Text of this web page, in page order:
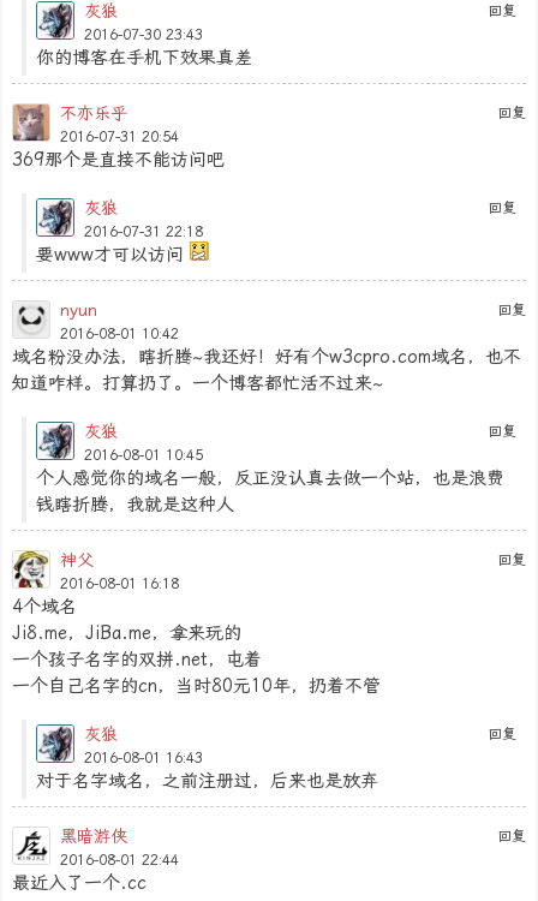
回复
灰狼
2016-07-30 23:43
你的博客在手机下效果真差
回复
不亦乐乎
2016-07-31 20:54
369那个是直接不能访问吧
回复
灰狼
2016-07-31 22:18
要www才可以访问
回复
nyun
2016-08-01 10:42
域名粉没办法，瞎折腾~我还好！好有个w3cpro.com域名，也不
知道咋样。打算扔了。一个博客都忙活不过来~
回复
灰狼
2016-08-01 10:45
个人感觉你的域名一般，反正没认真去做一个站，也是浪费
钱瞎折腾，我就是这种人
回复
神父
2016-08-01 16:18
4个域名
Ji8.me，JiBa.me，拿来玩的
一个孩子名字的双拼.net，屯着
一个自己名字的cn，当时80元10年，扔着不管
回复
灰狼
2016-08-01 16:43
对于名字域名，之前注册过，后来也是放弃
回复
黑暗游侠
2016-08-01 22:44
最近入了一个.cc